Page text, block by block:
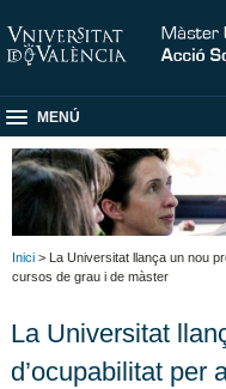
MENÚ
Inici > La Universitat llança un nou
cursos de grau i de màster
La Universitat
d’ocupabilitat per